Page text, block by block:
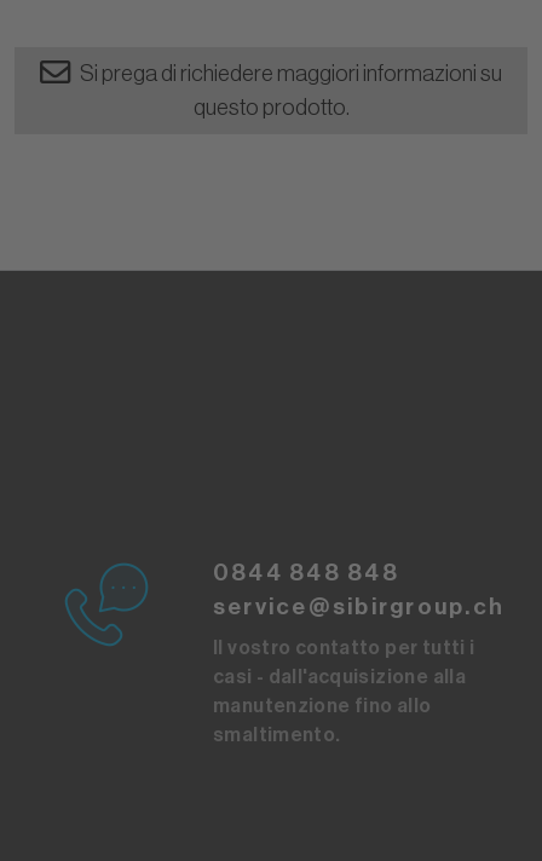
Si prega di richiedere maggiori informazioni su
questo prodotto.
0844 848 848
service@sibirgroup.ch
Il vostro contatto per tutti i
casi - dall'acquisizione alla
manutenzione fino allo
smaltimento.